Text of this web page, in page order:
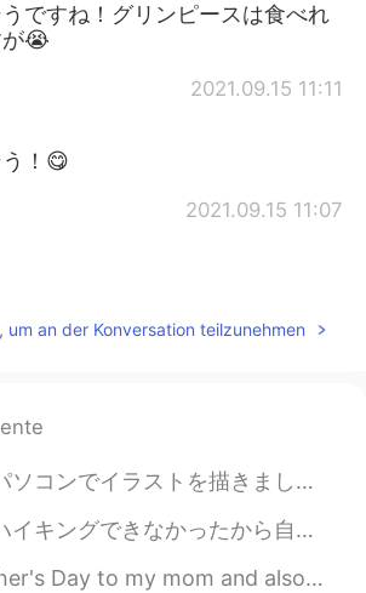
ですね！グリンピースは食べれ
😭
2021.09.15 11:11
！😋
2021.09.15 11:07
2021.09.15 11:06
味しそう！
2021.09.15 11:06
I like fish and chips.
um an der Konversation teilzunehmen
も、この段階まで描いて、半日もかかってしまいました😓こういうイラストは一年に1、2回しか描かなくて、腕が落ちましたね… 目がもう疲れた...
スにした！ウェブサイトは「簡単なBeginnerコースって書いてたからちょうどいいと思ったけど.... 全然そうじゃなかった😂 本当に死に...
and also to my sister! Thanks mom for making sure that l ate a lot ...